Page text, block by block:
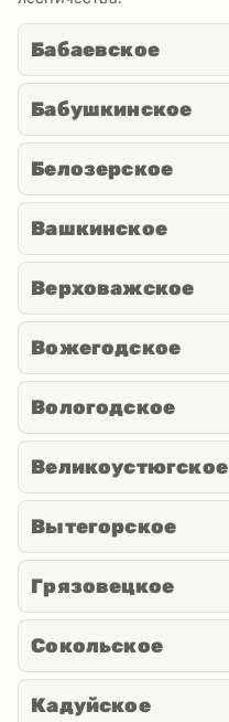
Бабаевское
Бабушкинское
Белозерское
Вашкинское
Верховажское
Вожегодское
Вологодское
Великоустюгское
Вытегорское
Грязовецкое
Сокольское
Кадуйское